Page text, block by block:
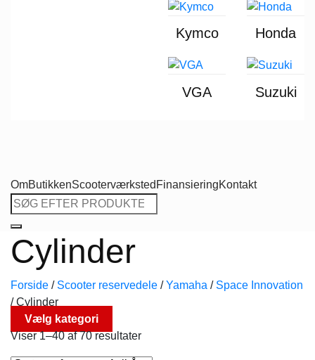
Kymco Honda
VGA Suzuki
OmButikkenScooterværksted FinansieringKontakt
Søg
efter:
Cylinder
Forside / Scooter reservedele / Yamaha / Space Innovation
/Cylinder
Vælg kategori
Viser 1–40 af 70 resultater